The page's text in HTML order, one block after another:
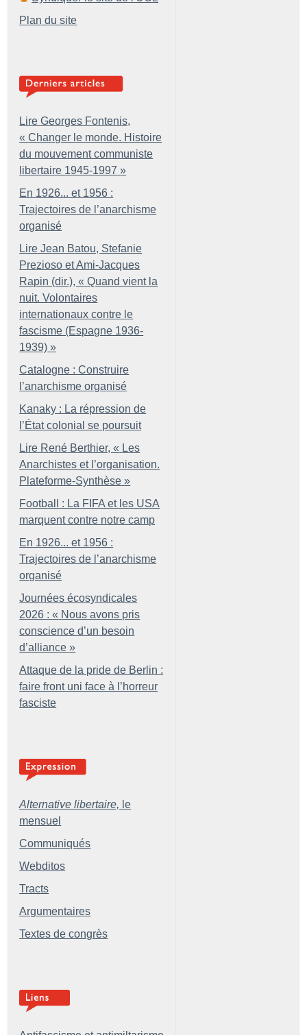
Plan du site
Lire Georges Fontenis,
« Changer le monde. Histoire
du mouvement communiste
libertaire 1945-1997 »
En 1926... et 1956 :
Trajectoires de l’anarchisme
organisé
Lire Jean Batou, Stefanie
Prezioso et Ami-Jacques
Rapin (dir.), « Quand vient la
nuit. Volontaires
internationaux contre le
fascisme (Espagne 1936-
1939) »
Catalogne : Construire
l’anarchisme organisé
Kanaky : La répression de
l’État colonial se poursuit
Lire René Berthier, « Les
Anarchistes et l’organisation.
Plateforme-Synthèse »
Football : La FIFA et les USA
marquent contre notre camp
En 1926... et 1956 :
Trajectoires de l’anarchisme
organisé
Journées écosyndicales
2026 : « Nous avons pris
conscience d’un besoin
d’alliance »
Attaque de la pride de Berlin :
faire front uni face à l’horreur
fasciste
Alternative libertaire, le
mensuel
Communiqués
Webditos
Tracts
Argumentaires
Textes de congrès